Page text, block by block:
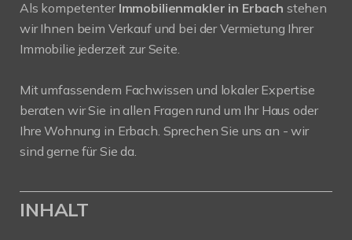
Als kompetenter Immobilienmakler in Erbach stehen
wir Ihnen beim Verkauf und bei der Vermietung Ihrer
Immobilie jederzeit zur Seite.
Mit umfassendem Fachwissen und lokaler Expertise
beraten wir Sie in allen Fragen rund um Ihr Haus oder
Ihre Wohnung in Erbach. Sprechen Sie uns an - wir
sind gerne für Sie da.
INHALT